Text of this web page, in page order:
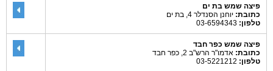
פיצה שמש בת ים
כתובת: יוחנן הסנדלר 4, בת ים
טלפון:
פיצה שמש כפר חבד
כתובת: אדמו"ר הרש"ב 2, כפר חבד
טלפון: